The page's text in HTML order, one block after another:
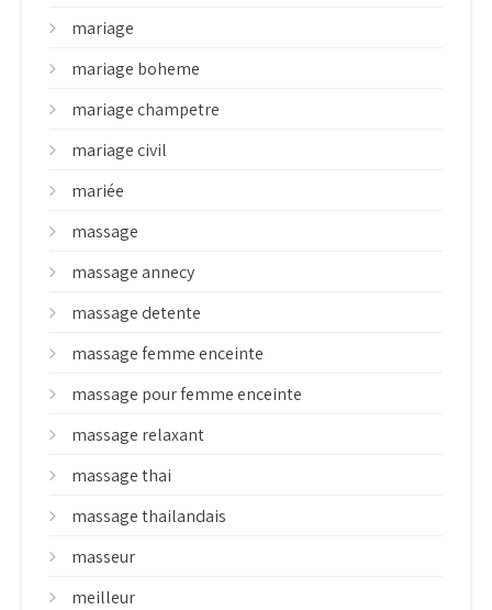
mariage
mariage boheme
mariage champetre
mariage civil
mariée
massage
massage annecy
massage detente
massage femme enceinte
massage pour femme enceinte
massage relaxant
massage thai
massage thailandais
masseur
meilleur